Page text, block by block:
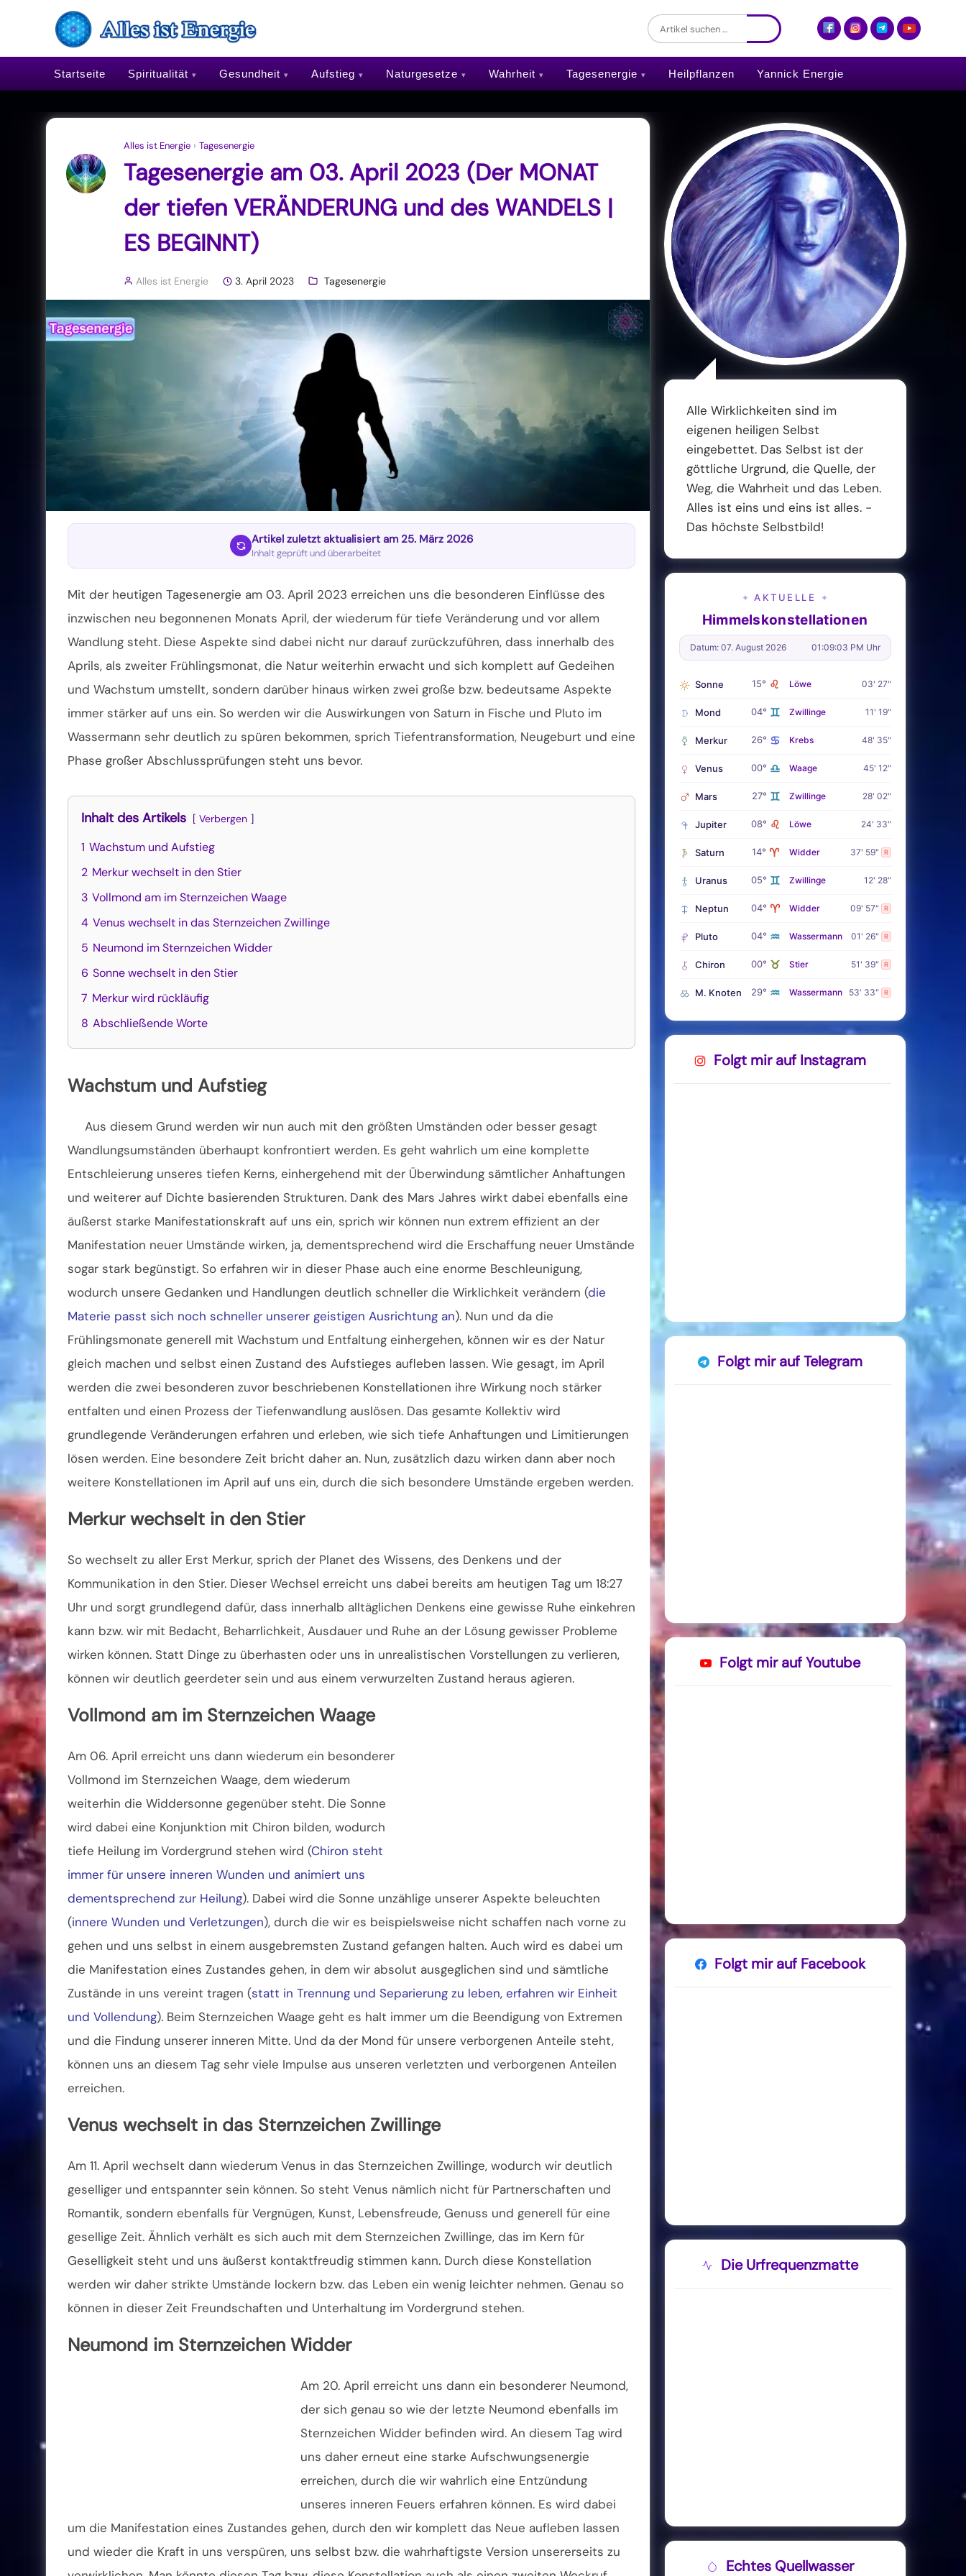
Startseite Spiritualität Gesundheit Aufstieg Naturgesetze Wahrheit Tagesenergie Heilpflanzen Yannick Energie
Alles ist Energie › Tagesenergie
Tagesenergie am 03. April 2023 (Der MONAT
der tiefen VERÄNDERUNG und des WANDELS |
ES BEGINNT)
Alles ist Energie 3. April 2023 Tagesenergie
Artikel zuletzt aktualisiert am 25. März 2026
Inhalt geprüft und überarbeitet
Mit der heutigen Tagesenergie am 03. April 2023 erreichen uns die besonderen Einflüsse des
inzwischen neu begonnenen Monats April, der wiederum für tiefe Veränderung und vor allem
Wandlung steht. Diese Aspekte sind dabei nicht nur darauf zurückzuführen, dass innerhalb des
Aprils, als zweiter Frühlingsmonat, die Natur weiterhin erwacht und sich komplett auf Gedeihen
und Wachstum umstellt, sondern darüber hinaus wirken zwei große bzw. bedeutsame Aspekte
immer stärker auf uns ein. So werden wir die Auswirkungen von Saturn in Fische und Pluto im
Wassermann sehr deutlich zu spüren bekommen, sprich Tiefentransformation, Neugeburt und eine
Phase großer Abschlussprüfungen steht uns bevor.
Inhalt des Artikels Verbergen
1 Wachstum und Aufstieg
2 Merkur wechselt in den Stier
3 Vollmond am im Sternzeichen Waage
4 Venus wechselt in das Sternzeichen Zwillinge
5 Neumond im Sternzeichen Widder
6 Sonne wechselt in den Stier
7 Merkur wird rückläufig
8 Abschließende Worte
Wachstum und Aufstieg
Aus diesem Grund werden wir nun auch mit den größten Umständen oder besser gesagt
Wandlungsumständen überhaupt konfrontiert werden. Es geht wahrlich um eine komplette
Entschleierung unseres tiefen Kerns, einhergehend mit der Überwindung sämtlicher Anhaftungen
und weiterer auf Dichte basierenden Strukturen. Dank des Mars Jahres wirkt dabei ebenfalls eine
äußerst starke Manifestationskraft auf uns ein, sprich wir können nun extrem effizient an der
Manifestation neuer Umstände wirken, ja, dementsprechend wird die Erschaffung neuer Umstände
sogar stark begünstigt. So erfahren wir in dieser Phase auch eine enorme Beschleunigung,
wodurch unsere Gedanken und Handlungen deutlich schneller die Wirklichkeit verändern (die
Materie passt sich noch schneller unserer geistigen Ausrichtung an). Nun und da die
Frühlingsmonate generell mit Wachstum und Entfaltung einhergehen, können wir es der Natur
gleich machen und selbst einen Zustand des Aufstieges aufleben lassen. Wie gesagt, im April
werden die zwei besonderen zuvor beschriebenen Konstellationen ihre Wirkung noch stärker
entfalten und einen Prozess der Tiefenwandlung auslösen. Das gesamte Kollektiv wird
grundlegende Veränderungen erfahren und erleben, wie sich tiefe Anhaftungen und Limitierungen
lösen werden. Eine besondere Zeit bricht daher an. Nun, zusätzlich dazu wirken dann aber noch
weitere Konstellationen im April auf uns ein, durch die sich besondere Umstände ergeben werden.
Merkur wechselt in den Stier
So wechselt zu aller Erst Merkur, sprich der Planet des Wissens, des Denkens und der
Kommunikation in den Stier. Dieser Wechsel erreicht uns dabei bereits am heutigen Tag um 18:27
Uhr und sorgt grundlegend dafür, dass innerhalb alltäglichen Denkens eine gewisse Ruhe einkehren
kann bzw. wir mit Bedacht, Beharrlichkeit, Ausdauer und Ruhe an der Lösung gewisser Probleme
wirken können. Statt Dinge zu überhasten oder uns in unrealistischen Vorstellungen zu verlieren,
können wir deutlich geerdeter sein und aus einem verwurzelten Zustand heraus agieren.
Vollmond am im Sternzeichen Waage
Am 06. April erreicht uns dann wiederum ein besonderer
Vollmond im Sternzeichen Waage, dem wiederum
weiterhin die Widdersonne gegenüber steht. Die Sonne
wird dabei eine Konjunktion mit Chiron bilden, wodurch
tiefe Heilung im Vordergrund stehen wird (Chiron steht
immer für unsere inneren Wunden und animiert uns
dementsprechend zur Heilung). Dabei wird die Sonne unzählige unserer Aspekte beleuchten
(innere Wunden und Verletzungen), durch die wir es beispielsweise nicht schaffen nach vorne zu
gehen und uns selbst in einem ausgebremsten Zustand gefangen halten. Auch wird es dabei um
die Manifestation eines Zustandes gehen, in dem wir absolut ausgeglichen sind und sämtliche
Zustände in uns vereint tragen (statt in Trennung und Separierung zu leben, erfahren wir Einheit
und Vollendung). Beim Sternzeichen Waage geht es halt immer um die Beendigung von Extremen
und die Findung unserer inneren Mitte. Und da der Mond für unsere verborgenen Anteile steht,
können uns an diesem Tag sehr viele Impulse aus unseren verletzten und verborgenen Anteilen
erreichen.
Venus wechselt in das Sternzeichen Zwillinge
Am 11. April wechselt dann wiederum Venus in das Sternzeichen Zwillinge, wodurch wir deutlich
geselliger und entspannter sein können. So steht Venus nämlich nicht für Partnerschaften und
Romantik, sondern ebenfalls für Vergnügen, Kunst, Lebensfreude, Genuss und generell für eine
gesellige Zeit. Ähnlich verhält es sich auch mit dem Sternzeichen Zwillinge, das im Kern für
Geselligkeit steht und uns äußerst kontaktfreudig stimmen kann. Durch diese Konstellation
werden wir daher strikte Umstände lockern bzw. das Leben ein wenig leichter nehmen. Genau so
können in dieser Zeit Freundschaften und Unterhaltung im Vordergrund stehen.
Neumond im Sternzeichen Widder
Am 20. April erreicht uns dann ein besonderer Neumond,
der sich genau so wie der letzte Neumond ebenfalls im
Sternzeichen Widder befinden wird. An diesem Tag wird
uns daher erneut eine starke Aufschwungsenergie
erreichen, durch die wir wahrlich eine Entzündung
unseres inneren Feuers erfahren können. Es wird dabei
um die Manifestation eines Zustandes gehen, durch den wir komplett das Neue aufleben lassen
und wieder die Kraft in uns verspüren, uns selbst bzw. die wahrhaftigste Version unsererseits zu
Alle Wirklichkeiten sind im
eigenen heiligen Selbst
eingebettet. Das Selbst ist der
göttliche Urgrund, die Quelle, der
Weg, die Wahrheit und das Leben.
Alles ist eins und eins ist alles. -
Das höchste Selbstbild!
✦ AKTUELLE ✦
Himmelskonstellationen
Datum: 07. August 2026 01:09:04 PM Uhr
Sonne 15° ♌ Löwe 03' 27"
Mond 04° ♊ Zwillinge 11' 19"
Merkur 26° ♋ Krebs 48' 35"
Venus 00° ♎ Waage 45' 12"
Mars 27° ♊ Zwillinge 28' 02"
Jupiter 08° ♌ Löwe 24' 33"
Saturn 14° ♈ Widder 37' 59" R
Uranus 05° ♊ Zwillinge 12' 28"
Neptun 04° ♈ Widder 09' 57" R
Pluto 04° ♒ Wassermann 01' 26" R
Chiron 00° ♉ Stier 51' 39" R
M. Knoten 29° ♒ Wassermann 53' 33" R
Folgt mir auf Instagram
Folgt mir auf Telegram
Folgt mir auf Youtube
Folgt mir auf Facebook
Die Urfrequenzmatte
Echtes Quellwasser